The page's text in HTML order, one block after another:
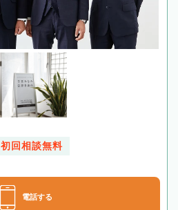
初回相談無料
電話する